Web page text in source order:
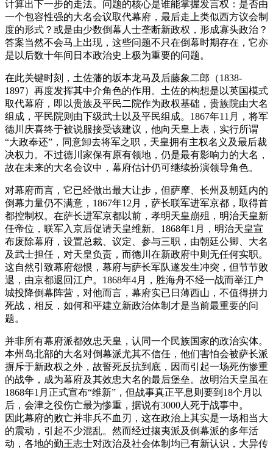
计算出下一步的走法。问题的核心是谁能掌握发言权：是否由
一个包容性强的大名会议取代幕府，最后走上类似西方议会制
度的形式？或是由少数倒幕人士垄断新政权，形成寡头政治？
答案当然不会马上出现，这些问题不只在倒幕时期存在，它亦
是以后数十年间日本政治史上极为重要的问题。
在此关键时刻，土佐藩的坂本龙马及后藤象二郎（1838-
1897）再度发挥其中介角色的作用。土佐的构想是以英国模式
取代幕府，即以贵族及平民二院作为政权基础，贵族院由大名
组成，平民院则由下级武士以及平民组成。1867年11月，将军
德川庆喜终于被说服接受该建议，他向天皇上表，实行所谓
“大政奉还”，同意卸去将军之职，天皇拥有主权名义及最后裁
决权力。不过德川家保有原有领地，仍是最有影响力的大名，
故在未来的大名会议中，幕府估计仍可继续扮演领导角色。
对幕府而言，它已经做出最大让步，但萨摩、长州及朝廷内的
倒幕力量仍不满意，1867年12月，萨长联军进军京都，取得首
都控制权。在萨长进军京都以前，孝明天皇崩殂，明治天皇新
任帝位，联军入京后促请天皇维新。1868年1月，明治天皇宣
布废除幕府，设置总裁、议定、参与三职，由朝廷公卿、大名
及武士担任，对天皇负责，而德川在新政府中则无任何实职。
这自然引致幕府怨恨，幕府与萨长军队遂发生冲突，但节节败
退，由京都退回江户。1868年4月，胜海舟不经一战而举江户
城投降倒幕阵营，对他而言，幕府实已日薄西山，不值得拼力
死战，相反，如何和平建立新政治体制才是当前最重要的问
题。
并非所有幕府派都效忠天皇，认同一个民族国家的政治实体。
本州岛北部的大名对倒幕派尤其不信任，他们害怕会被萨长派
摒斥于新政权之外，故誓死反抗到底，因而引起一场死伤惨重
的战争，成为幕府及其效忠大名的最后堡垒。故明治天皇虽在
1868年1月正式宣布“维新”，但战事真正平息则要到18个月以
后，会津之役伤亡最为惨重，据说有3000人死于战事中。
因此幕府的败亡并非兵不血刃，这在政治上其实是一场相当大
的震动，引起不少混乱。然而经过攘夷派及倒幕派的多年活
动，各地的勤王志士对政治及社会体制均已有新认识，大异传